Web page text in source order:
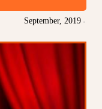
-
September, 2019